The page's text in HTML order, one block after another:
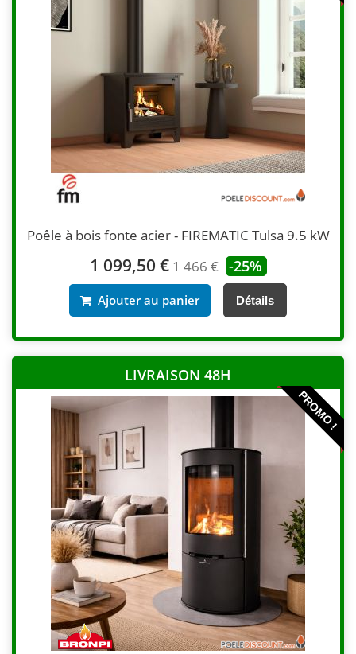
Poêle à bois fonte acier - FIREMATIC Tulsa 9.5 kW
1 099,50 €1 466 € -25%
Ajouter au panier Détails
LIVRAISON 48H
PROMO !